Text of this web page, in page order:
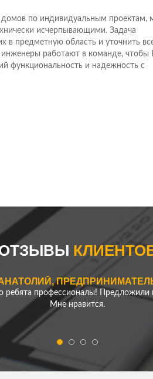
домов по индивидуальным проектам,
исчерпывающими. Задача
в предметную область и уточнить
инженеры работают в команде, чтобы
функциональность и надежность с
ЕРЕМЕНКО АЛЕКСЕЙ
- скорость работы компании
ребята профессионалы!
Мне нравится.
ЕРЕМЕНКО АЛЕКСЕЙ
- скорость работы компании
АНТОЛЬЕВНА,